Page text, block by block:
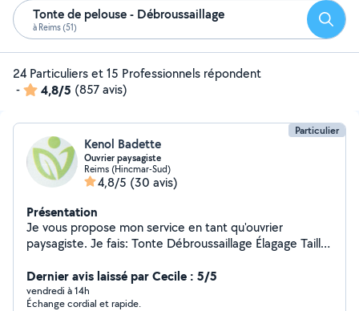
Tonte de pelouse - Débroussaillage
à Reims (51)
24 Particuliers et 15 Professionnels répondent
-
4,8/5 (857 avis)
Particulier
Kenol Badette
Ouvrier paysagiste
Reims (Hincmar-Sud)
4,8/5 (30 avis)
Présentation
Je vous propose mon service en tant qu'ouvrier
paysagiste. Je fais: Tonte Débroussaillage Élagage Taille
Dernier avis laissé par Cecile : 5/5
vendredi à 14h
Échange cordial et rapide.